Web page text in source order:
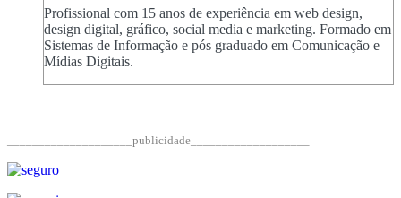
Profissional com 15 anos de experiência em web design,
design digital, gráfico, social media e marketing. Formado em
Sistemas de Informação e pós graduado em Comunicação e
Mídias Digitais.
____________________publicidade___________________